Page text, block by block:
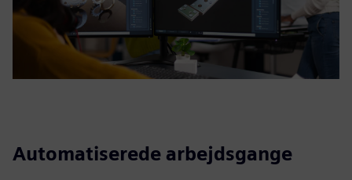
Automatiserede arbejdsgange